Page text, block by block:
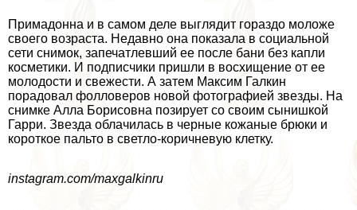
Примадонна и в самом деле выглядит гораздо моложе
своего возраста. Недавно она показала в социальной
сети снимок, запечатлевший ее после бани без капли
косметики. И подписчики пришли в восхищение от ее
молодости и свежести. А затем Максим Галкин
порадовал фолловеров новой фотографией звезды. На
снимке Алла Борисовна позирует со своим сынишкой
Гарри. Звезда облачилась в черные кожаные брюки и
короткое пальто в светло-коричневую клетку.
instagram.com/maxgalkinru